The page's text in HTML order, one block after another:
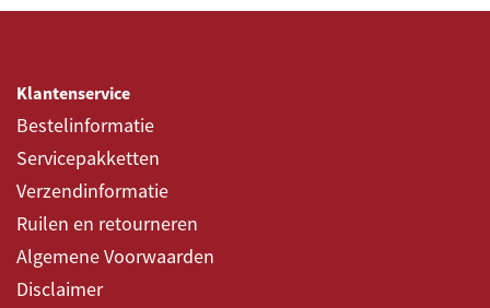
Klantenservice
Bestelinformatie
Servicepakketten
Verzendinformatie
Ruilen en retourneren
Algemene Voorwaarden
Disclaimer